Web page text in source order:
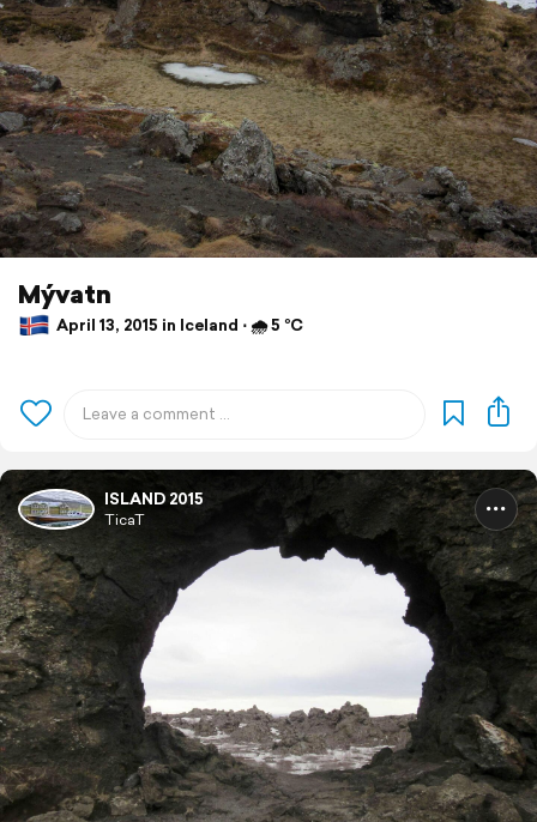
Mývatn
April 13, 2015 in Iceland ⋅ 🌧 5 °C
ISLAND 2015
TicaT